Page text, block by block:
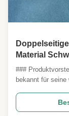
Material
Dicke
###
bekannt für seine
Palette von